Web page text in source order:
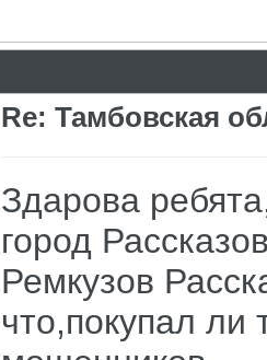
Re: Тамбовская
Здарова
город
Ремкузов
что,покупал ли